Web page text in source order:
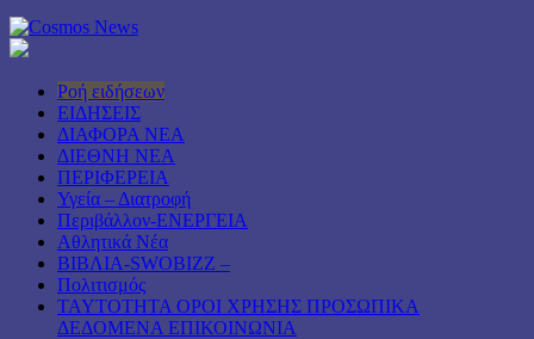
Ροή ειδήσεων
ΕΙΔΗΣΕΙΣ
ΔΙΑΦΟΡΑ ΝΕΑ
ΔΙΕΘΝΗ ΝΕΑ
ΠΕΡΙΦΕΡΕΙΑ
Υγεία – Διατροφή
Περιβάλλον-ΕΝΕΡΓΕΙΑ
Αθλητικά Νέα
ΒΙΒΛΙΑ-SWOBIZZ –
Πολιτισμός
TAYTOTHTA ΟΡΟΙ ΧΡΗΣΗΣ ΠΡΟΣΩΠΙΚΑ
ΔΕΔΟΜΕΝΑ ΕΠΙΚΟΙΝΩΝΙΑ